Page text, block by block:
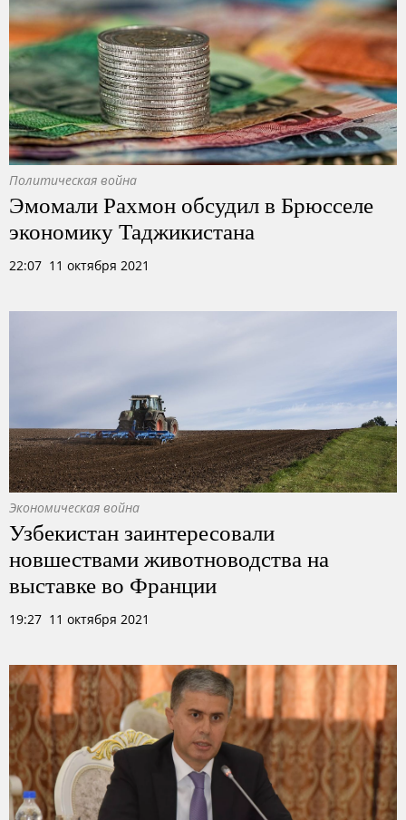
Политическая война
Эмомали Рахмон обсудил в Брюсселе
экономику Таджикистана
22:07 11 октября 2021
Экономическая война
Узбекистан заинтересовали
новшествами животноводства на
выставке во Франции
19:27 11 октября 2021